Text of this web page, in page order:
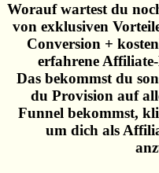
Worauf wartest du
von exklusiven
Conversion +
erfahrene
Das bekommst du
du Provision auf
Funnel bekommst,
um dich als